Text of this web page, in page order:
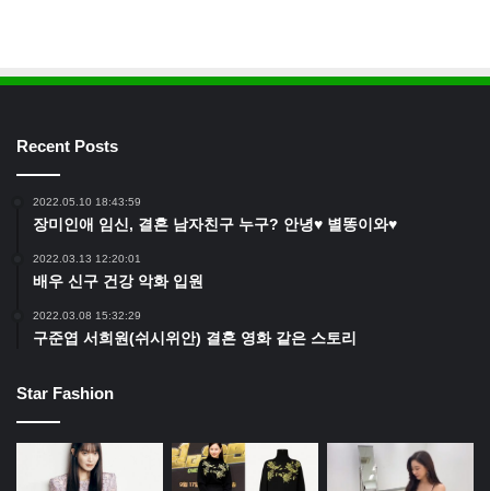
Recent Posts
2022.05.10 18:43:59
장미인애 임신, 결혼 남자친구 누구? 안녕♥ 별똥이와♥
2022.03.13 12:20:01
배우 신구 건강 악화 입원
2022.03.08 15:32:29
구준엽 서희원(쉬시위안) 결혼 영화 같은 스토리
Star Fashion